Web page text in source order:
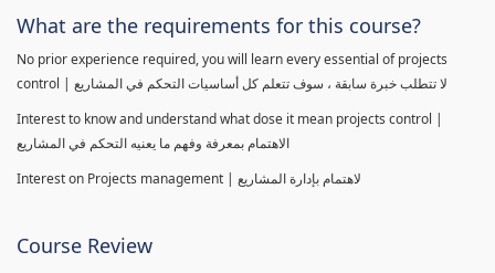
What are the requirements for this course?
No prior experience required, you will learn every essential of projects
control | لا تتطلب خبرة سابقة ، سوف تتعلم كل أساسيات التحكم في المشاريع
Interest to know and understand what dose it mean projects control |
الاهتمام بمعرفة وفهم ما يعنيه التحكم في المشاريع
Interest on Projects management | لاهتمام بإدارة المشاريع
Course Review